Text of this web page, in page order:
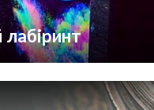
лабіринт